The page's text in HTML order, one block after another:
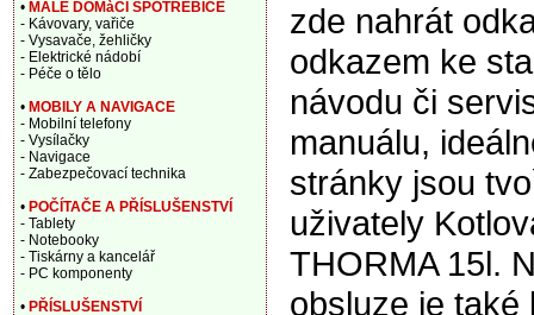
zde nahrát
odkazem ke
návodu či
manuálu,
stránky jsou
uživately
THORMA 15l.
obsluze je také
• MALÉ DOMàCÍ SPOTŘEBIČE
- Kávovary, vařiče
- Vysavače, žehličky
- Elektrické nádobí
- Péče o tělo
• MOBILY A NAVIGACE
- Mobilní telefony
- Vysílačky
- Navigace
- Zabezpečovací technika
• POČÍTAČE A PŘÍSLUŠENSTVÍ
- Tablety
- Notebooky
- Tiskárny a kancelář
- PC komponenty
• PŘÍSLUŠENSTVÍ